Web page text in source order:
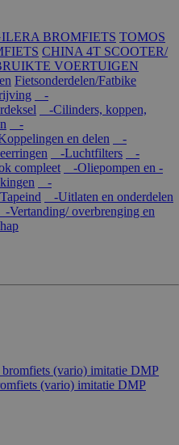
BROMFIETS TOMOS
CHINA 4T SCOOTER/
VOERTUIGEN
Fietsonderdelen/Fatbike
-
-Cilinders, koppen,
-
en delen
-
-Luchtfilters
-
compleet
-Oliepompen en -
-
-Uitlaten en onderdelen
-Vertanding/ overbrenging en
(vario) imitatie DMP